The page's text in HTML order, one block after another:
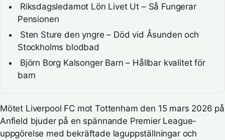
Riksdagsledamot Lön Livet Ut – Så Fungerar
Pensionen
Sten Sture den yngre – Död vid Åsunden och
Stockholms blodbad
Björn Borg Kalsonger Barn – Hållbar kvalitet för
barn
Mötet Liverpool FC mot Tottenham den 15 mars 2026 på
Anfield bjuder på en spännande Premier League-
uppgörelse med bekräftade laguppställningar och